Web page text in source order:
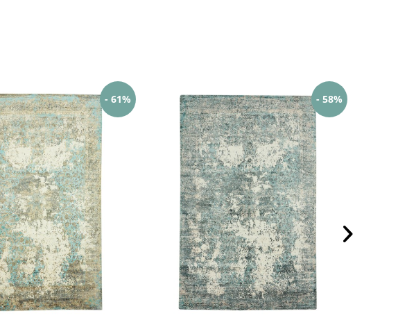
- 61% - 58%